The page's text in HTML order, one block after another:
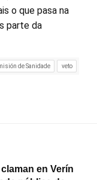
o que pasa na
parte da
de Sanidade veto
en Verín